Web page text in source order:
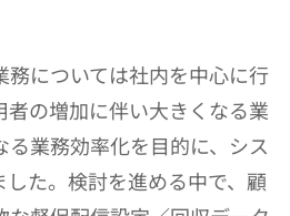
務については社内を中心に行
者の増加に伴い大きくなる業
業務効率化を目的に、シス
た。検討を進める中で、顧